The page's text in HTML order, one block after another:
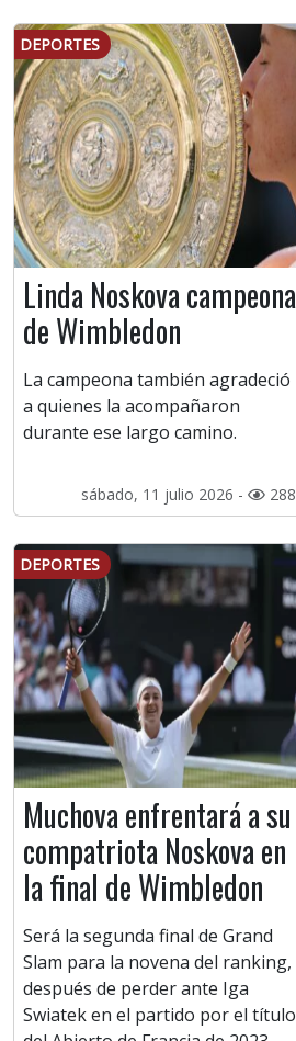
DEPORTES
Linda Noskova campeona
de Wimbledon
La campeona también agradeció
a quienes la acompañaron
durante ese largo camino.
sábado, 11 julio 2026 - 288
DEPORTES
Muchova enfrentará a su
compatriota Noskova en
la final de Wimbledon
Será la segunda final de Grand
Slam para la novena del ranking,
después de perder ante Iga
Swiatek en el partido por el título